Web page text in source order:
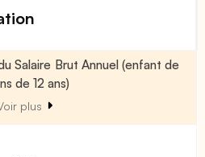
Salaire Brut Annuel (enfant de
de 12 ans)
plus